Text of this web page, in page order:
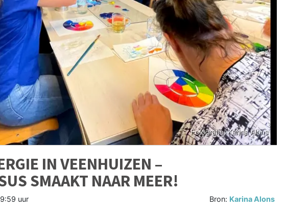
IN VEENHUIZEN –
SMAAKT NAAR MEER!
uur Bron: Karina Alons